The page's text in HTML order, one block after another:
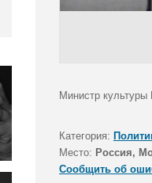
Министр
Категория:
Место: Россия,
Сообщить об